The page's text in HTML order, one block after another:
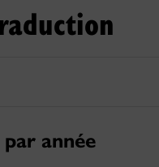
année